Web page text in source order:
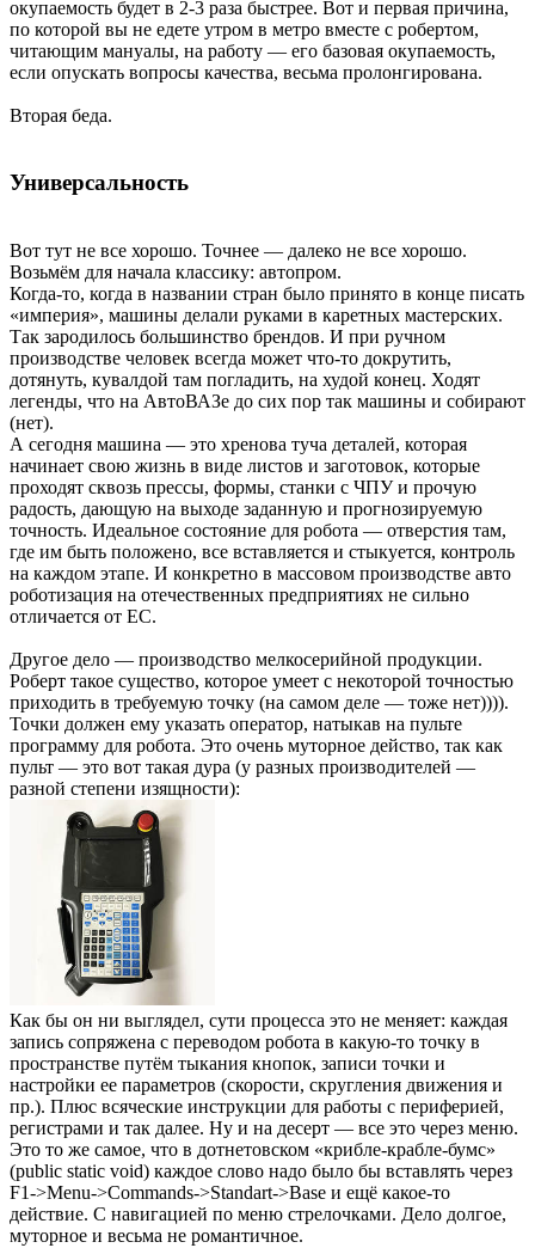
окупаемость будет в 2-3 раза быстрее. Вот и первая причина,
по которой вы не едете утром в метро вместе с робертом,
читающим мануалы, на работу — его базовая окупаемость,
если опускать вопросы качества, весьма пролонгирована.
Вторая беда.
Универсальность
Вот тут не все хорошо. Точнее — далеко не все хорошо.
Возьмём для начала классику: автопром.
Когда-то, когда в названии стран было принято в конце писать
«империя», машины делали руками в каретных мастерских.
Так зародилось большинство брендов. И при ручном
производстве человек всегда может что-то докрутить,
дотянуть, кувалдой там погладить, на худой конец. Ходят
легенды, что на АвтоВАЗе до сих пор так машины и собирают
(нет).
А сегодня машина — это хренова туча деталей, которая
начинает свою жизнь в виде листов и заготовок, которые
проходят сквозь прессы, формы, станки с ЧПУ и прочую
радость, дающую на выходе заданную и прогнозируемую
точность. Идеальное состояние для робота — отверстия там,
где им быть положено, все вставляется и стыкуется, контроль
на каждом этапе. И конкретно в массовом производстве авто
роботизация на отечественных предприятиях не сильно
отличается от ЕС.
Другое дело — производство мелкосерийной продукции.
Роберт такое существо, которое умеет с некоторой точностью
приходить в требуемую точку (на самом деле — тоже нет)))).
Точки должен ему указать оператор, натыкав на пульте
программу для робота. Это очень муторное действо, так как
пульт — это вот такая дура (у разных производителей —
разной степени изящности):
Как бы он ни выглядел, сути процесса это не меняет: каждая
запись сопряжена с переводом робота в какую-то точку в
пространстве путём тыкания кнопок, записи точки и
настройки ее параметров (скорости, скругления движения и
пр.). Плюс всяческие инструкции для работы с периферией,
регистрами и так далее. Ну и на десерт — все это через меню.
Это то же самое, что в дотнетовском «крибле-крабле-бумс»
(public static void) каждое слово надо было бы вставлять через
F1->Menu->Commands->Standart->Base и ещё какое-то
действие. С навигацией по меню стрелочками. Дело долгое,
муторное и весьма не романтичное.